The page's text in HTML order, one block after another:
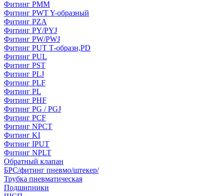
Фитинг РММ
Фитинг РWT Y-образный
Фитинг PZA
Фитинг PY/PYJ
Фитинг PW/PWJ
Фитинг PUT Т-образн,PD
Фитинг PUL
Фитинг PST
Фитинг PLJ
Фитинг PLF
Фитинг PL
Фитинг PHF
Фитинг PG / PGJ
Фитинг PCF
Фитинг NPCT
Фитинг KI
Фитинг IPUT
Фитинг NPLT
Обратный клапан
БРС/фитинг пневмо/штекер/
Трубка пневматическая
Подшипники